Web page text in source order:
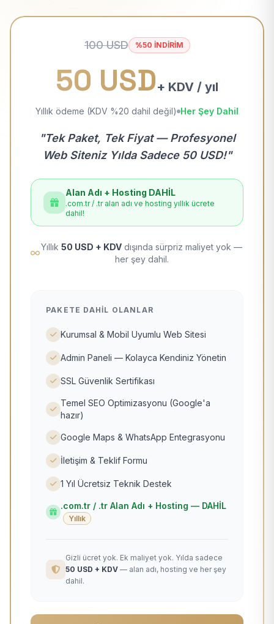
100 USD %50 İNDİRİM
50 USD+ KDV / yıl
Yıllık ödeme (KDV %20 dahil değil) Her Şey Dahil
"Tek Paket, Tek Fiyat — Profesyonel
Web Siteniz Yılda Sadece 50 USD!"
Alan Adı + Hosting DAHİL
.com.tr / .tr alan adı ve hosting yıllık ücrete
dahil!
Yıllık 50 USD + KDV dışında sürpriz maliyet yok —
her şey dahil.
PAKETE DAHIL OLANLAR
Kurumsal & Mobil Uyumlu Web Sitesi
Admin Paneli — Kolayca Kendiniz Yönetin
SSL Güvenlik Sertifikası
Temel SEO Optimizasyonu (Google'a
hazır)
Google Maps & WhatsApp Entegrasyonu
İletişim & Teklif Formu
1 Yıl Ücretsiz Teknik Destek
.com.tr / .tr Alan Adı + Hosting — DAHİL
Yıllık
Gizli ücret yok. Ek maliyet yok. Yılda sadece
50 USD + KDV — alan adı, hosting ve her şey
dahil.